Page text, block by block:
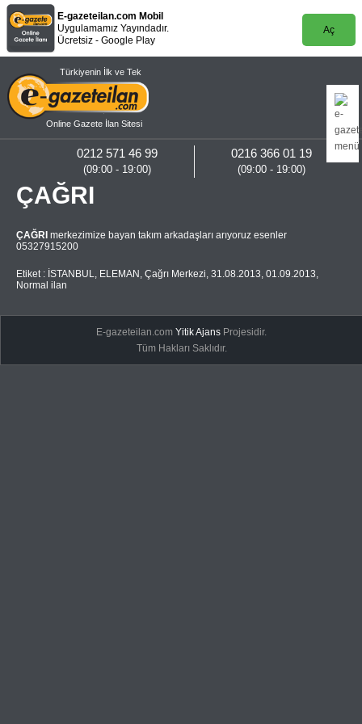
E-gazeteilan.com Mobil
Uygulamamız Yayındadır.
Ücretsiz - Google Play
Aç
Türkiyenin İlk ve Tek
Online Gazete İlan Sitesi
0216 366 01 19
(09:00 - 19:00)
0212 571 46 99
(09:00 - 19:00)
ÇAĞRI
ÇAĞRI merkezimize bayan takım arkadaşları arıyoruz esenler
05327915200
Etiket : İSTANBUL, ELEMAN , Çağrı Merkezi, 31.08.2013, 01.09.2013,
Normal ilan
E-gazeteilan.comYitik Ajans Projesidir.
Tüm Hakları Saklıdır.